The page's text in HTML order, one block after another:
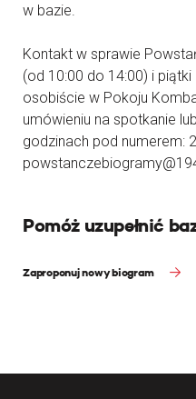
w bazie.
Kontakt w sprawie
(od 10:00 do 14:00) i
osobiście w Pokoju
umówieniu na spotkanie
godzinach pod numerem:
Pomóż uzupełnić
Zaproponuj nowy biogram